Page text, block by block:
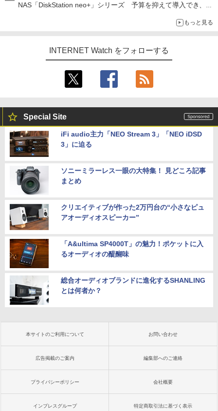
NAS「DiskStation neo+」シリーズ 予算を抑えて導入でき、
もっと見る
INTERNET Watch をフォローする
Special Site
iFi audio主力「NEO Stream 3」「NEO iDSD
3」に迫る
ソニーミラーレス一眼の大特集！ 見どころ記事
まとめ
クリエイティブが作った2万円台の“小さなピュ
アオーディオスピーカー”
「A&ultima SP4000T」の魅力！ポケットに入
るオーディオの醍醐味
総合オーディオブランドに進化するSHANLING
とは何者か？
本サイトのご利用について お問い合わせ
広告掲載のご案内 編集部へのご連絡
プライバシーポリシー 会社概要
インプレスグループ 特定商取引法に基づく表示